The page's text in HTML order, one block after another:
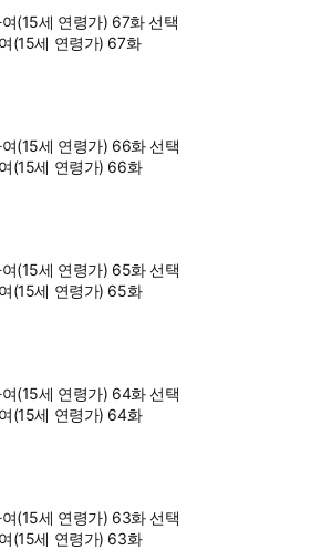
(15세 연령가) 67화 선택
(15세 연령가) 67화
(15세 연령가) 66화 선택
(15세 연령가) 66화
(15세 연령가) 65화 선택
(15세 연령가) 65화
(15세 연령가) 64화 선택
(15세 연령가) 64화
(15세 연령가) 63화 선택
(15세 연령가) 63화